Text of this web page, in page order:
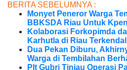
BERITA SEBELUMNYA :
Monyet Peneror Warga
BBKSDA Riau Untuk
Kolaborasi Forkopimda
Karhutla di Riau
Dua Pekan Diburu,
Warga di Tembilahan
Plt Gubri Tinjau Operasi